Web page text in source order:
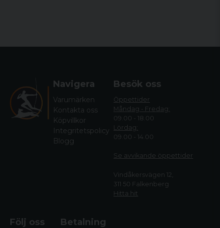
Navigera
Varumärken
Kontakta oss
Köpvillkor
Integritetspolicy
Blogg
Besök oss
Öppettider
Måndag - Fredag:
09.00 - 18.00
Lördag:
09.00 - 14.00
Se avvikande öppettider
Vindåkersvägen 12,
311 50 Falkenberg
Hitta hit
Följ oss Betalning